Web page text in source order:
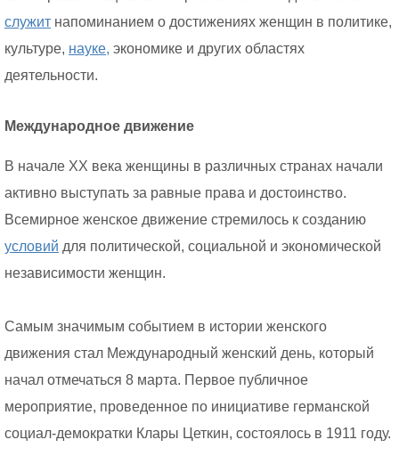
служит напоминанием о достижениях женщин в политике,
культуре, науке, экономике и других областях
деятельности.
Международное движение
В начале XX века женщины в различных странах начали
активно выступать за равные права и достоинство.
Всемирное женское движение стремилось к созданию
условий для политической, социальной и экономической
независимости женщин.
Самым значимым событием в истории женского
движения стал Международный женский день, который
начал отмечаться 8 марта. Первое публичное
мероприятие, проведенное по инициативе германской
социал-демократки Клары Цеткин, состоялось в 1911 году.